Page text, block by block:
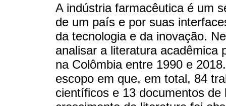
A indústria farmacêutica é um
de um país e por suas
da tecnologia e da inovação.
analisar a literatura acadêmica
na Colômbia entre 1990 e
escopo em que, em total, 84
científicos e 13 documentos